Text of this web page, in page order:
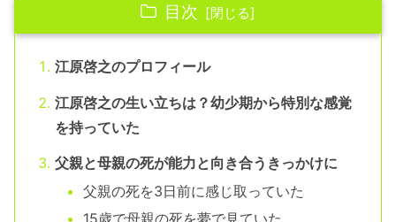
目次
江原啓之のプロフィール
江原啓之の生い立ちは？幼少期から特別な感覚
を持っていた
父親と母親の死が能力と向き合うきっかけに
父親の死を3日前に感じ取っていた
15歳で母親の死を夢で見ていた